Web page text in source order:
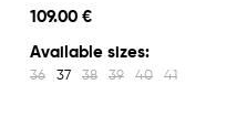
109.00 €
Available sizes:
36 37 38 39 40 41